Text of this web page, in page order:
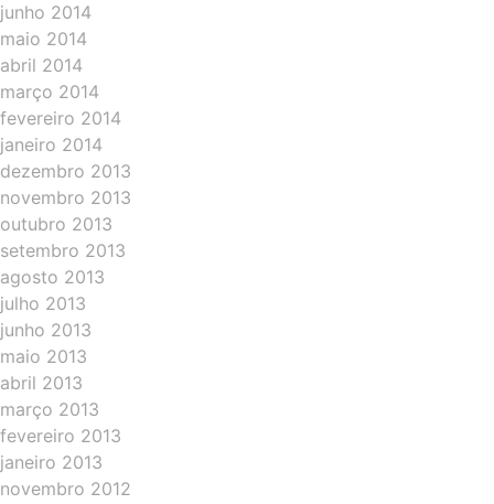
junho 2014
maio 2014
abril 2014
março 2014
fevereiro 2014
janeiro 2014
dezembro 2013
novembro 2013
outubro 2013
setembro 2013
agosto 2013
julho 2013
junho 2013
maio 2013
abril 2013
março 2013
fevereiro 2013
janeiro 2013
novembro 2012